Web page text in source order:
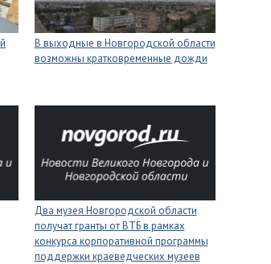
В выходные в Новгородской области
возможны кратковременные дожди
Два музея Новгородской области
получат гранты от ВТБ в рамках
конкурса корпоративной программы
поддержки краеведческих музеев